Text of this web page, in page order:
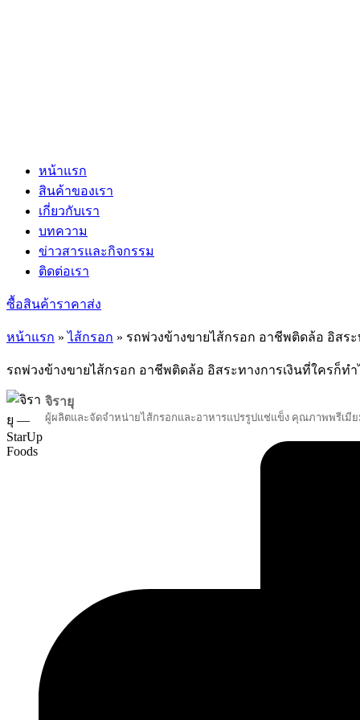
หน้าแรก
สินค้าของเรา
เกี่ยวกับเรา
บทความ
ข่าวสารและกิจกรรม
ติดต่อเรา
ซื้อสินค้าราคาส่ง
หน้าแรก »ไส้กรอก » รถพ่วงข้างขายไส้กรอก อาชีพติดล้อ อิสร
รถพ่วงข้างขายไส้กรอก อาชีพติดล้อ อิสระทางการเงินที่ใครก็ทำ
จิรายุ
ผู้ผลิตและจัดจำหน่ายไส้กรอกและอาหารแปรรูปแช่แข็ง คุณภาพพรีเมี